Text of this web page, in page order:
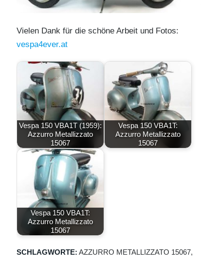
Vielen Dank für die schöne Arbeit und Fotos:
vespa4ever.at
Vespa 150 VBA1T (1959):
Azzurro Metallizzato
15067
Vespa 150 VBA1T:
Azzurro Metallizzato
15067
Vespa 150 VBA1T:
Azzurro Metallizzato
15067
SCHLAGWORTE: AZZURRO METALLIZZATO 15067,